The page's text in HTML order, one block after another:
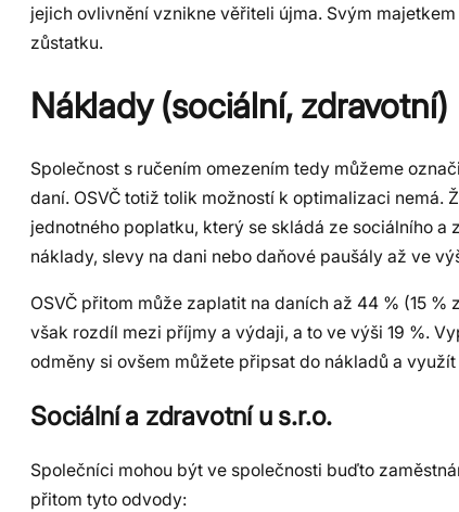
jejich ovlivnění vznikne věřiteli újma. Svým
zůstatku.
Náklady (sociální, zdravotní)
Společnost s ručením omezením tedy můžeme
daní. OSVČ totiž tolik možností k optimalizaci nemá.
jednotného poplatku, který se skládá ze sociálního
náklady, slevy na dani nebo daňové paušály až ve
OSVČ přitom může zaplatit na daních až 44 % (15
však rozdíl mezi příjmy a výdaji, a to ve výši 19 %.
odměny si ovšem můžete připsat do nákladů a
Sociální a zdravotní u s.r.o.
Společníci mohou být ve společnosti buďto
přitom tyto odvody: